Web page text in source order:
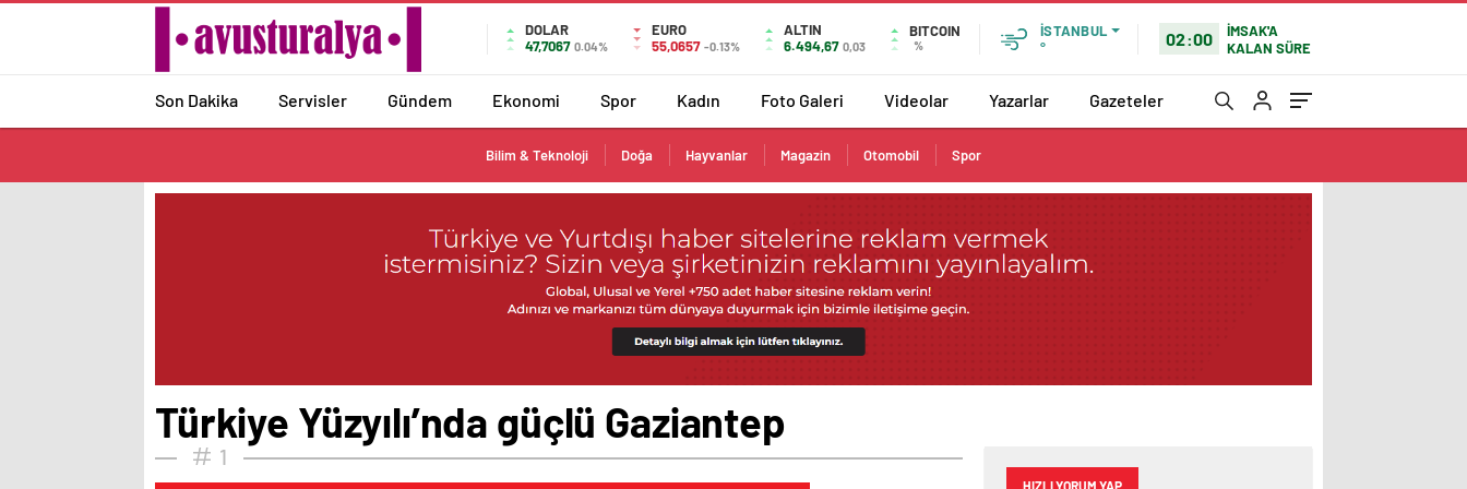
DOLAR
47,7067 0.04%
EURO
55,0657 -0.13%
ALTIN
6.494,67 0,03
BITCOIN
%
İSTANBUL
°
02:00
İMSAK'A
KALAN SÜRE
Son Dakika Servisler Gündem Ekonomi Spor Kadın Foto Galeri Videolar Yazarlar Gazeteler
Bilim & Teknoloji Doğa Hayvanlar Magazin Otomobil Spor
Türkiye Yüzyılı’nda güçlü Gaziantep
1